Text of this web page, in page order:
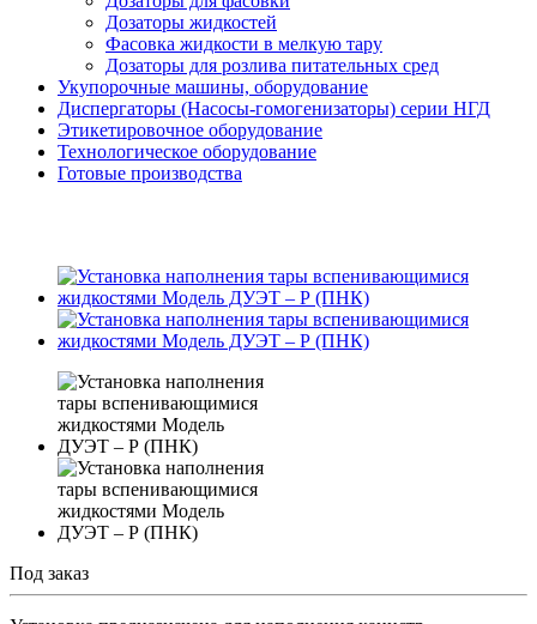
Дозаторы жидкостей
Фасовка жидкости в мелкую тару
Дозаторы для розлива питательных сред
Укупорочные машины, оборудование
Диспергаторы (Насосы-гомогенизаторы) серии НГД
Этикетировочное оборудование
Технологическое оборудование
Готовые производства
Под заказ